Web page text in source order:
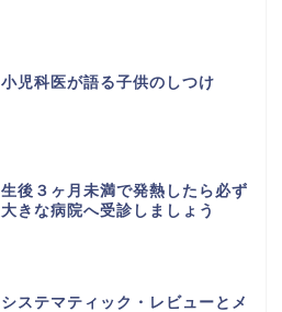
小児科医が語る子供のしつけ
生後３ヶ月未満で発熱したら必ず
大きな病院へ受診しましょう
システマティック・レビューとメ